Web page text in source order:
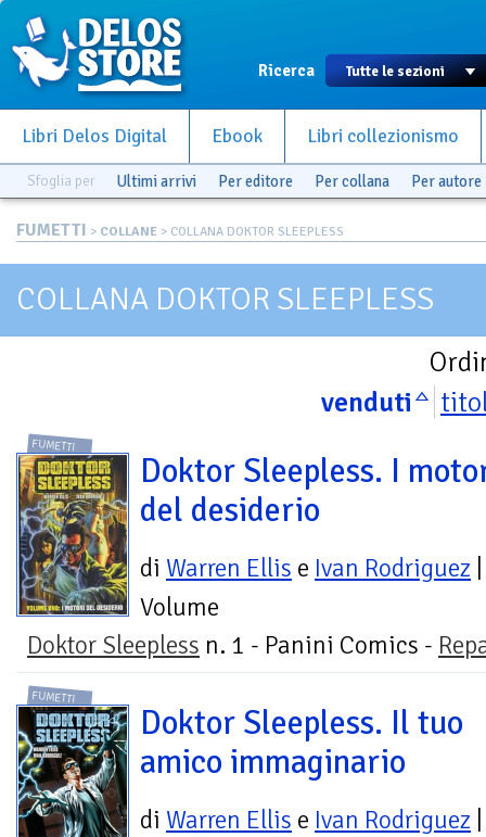
Ricerca
Libri Delos Digital Ebook Libri collezionismo
Sfoglia per Ultimi arrivi Per editore Per collana Per autore
FUMETTI > COLLANE > COLLANA DOKTOR SLEEPLESS
COLLANA DOKTOR SLEEPLESS
venduti
FUMETTI
Doktor Sleepless. I
del desiderio
di Warren Ellis e Ivan Rodriguez
Volume
Doktor Sleepless n. 1 - Panini Comics -
FUMETTI
Doktor Sleepless. Il tuo
amico immaginario
di Warren Ellis e Ivan Rodriguez